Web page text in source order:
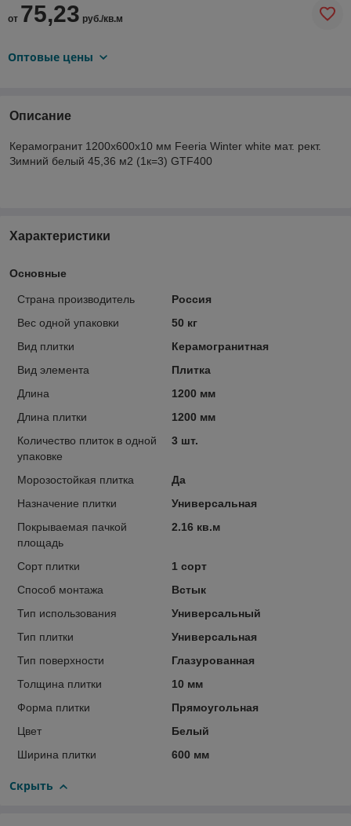
от 75,23 руб./кв.м
Оптовые цены
Описание
Керамогранит 1200х600х10 мм Feeria Winter white мат. рект.
Зимний белый 45,36 м2 (1к=3) GTF400
Характеристики
Основные
Страна производитель
Россия
Вес одной упаковки
50 кг
Вид плитки
Керамогранитная
Вид элемента
Плитка
Длина
1200 мм
Длина плитки
1200 мм
Количество плиток в одной
упаковке
3 шт.
Морозостойкая плитка
Да
Назначение плитки
Универсальная
Покрываемая пачкой
площадь
2.16 кв.м
Сорт плитки
1 сорт
Способ монтажа
Встык
Тип использования
Универсальный
Тип плитки
Универсальная
Тип поверхности
Глазурованная
Толщина плитки
10 мм
Форма плитки
Прямоугольная
Цвет
Белый
Ширина плитки
600 мм
Скрыть